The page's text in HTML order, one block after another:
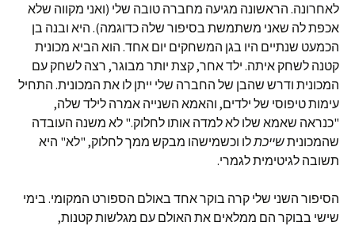
לאחרונה. הראשונה מגיעה מחברה טובה שלי (ואני מקווה שלא
אכפת לה שאני משתמשת בסיפור שלה כדוגמה). היא ובנה בן
הכמעט שנתיים היו בגן המשחקים יום אחד. הוא הביא מכונית
קטנה לשחק איתה. ילד אחר, קצת יותר מבוגר, רצה לשחק עם
המכונית ודרש שהבן של החברה שלי ייתן לו את המכונית. התחיל
עימות טיפוסי של ילדים, והאמא השנייה אמרה לילד שלה,
"כנראה שאמא שלו לא למדה אותו לחלוק." לא משנה העובדה
שהמכוניתשייכתלו וכשמישהו מבקש ממך לחלוק, "לא" היא
תשובה לגיטימית לגמרי.
הסיפור השני שלי קרה בוקר אחד באולם הספורט המקומי. בימי
שישי בבוקר הם ממלאים את האולם עם מגלשות קטנות,